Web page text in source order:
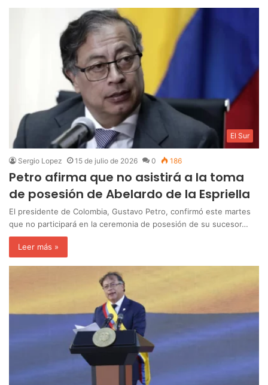
El Sur
Sergio Lopez 15 de julio de 2026 0 186
Petro afirma que no asistirá a la toma
de posesión de Abelardo de la Espriella
‎El presidente de Colombia, Gustavo Petro, confirmó este martes
que no participará en la ceremonia de posesión de su sucesor…
Leer más »